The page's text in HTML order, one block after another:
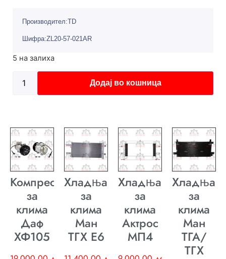
Производител:TD
Шифра:ZL20-57-021AR
5 на залиха
Додај во кошница
Компресор
за
клима
Даф
ХФ105
Хладњак
за
клима
Ман
ТГХ E6
Хладњак
за
клима
Актрос
МП4
Хладњак
за
клима
Ман
ТГА/
ТГХ